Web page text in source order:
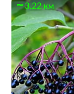
3.22 км